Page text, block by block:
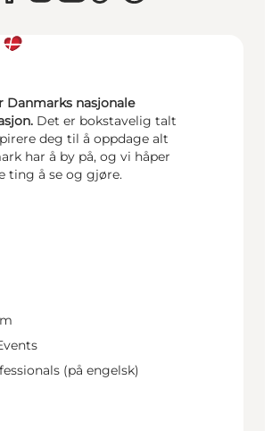
Danmarks nasjonale
Det er bokstavelig talt
deg til å oppdage alt
har å by på, og vi håper
ting å se og gjøre.
(på engelsk)